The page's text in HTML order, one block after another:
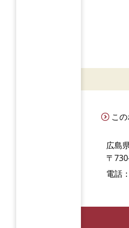
こ
広島
〒
電話